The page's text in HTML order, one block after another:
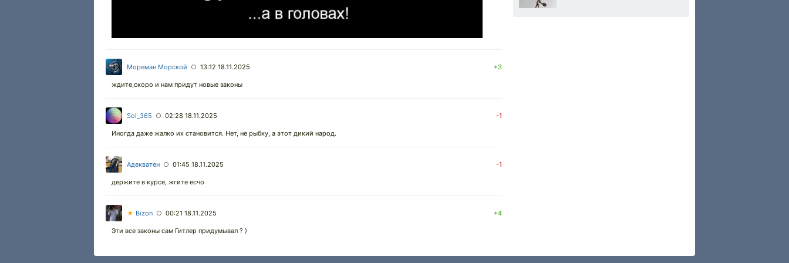
Мореман Морской ○ 13:12 18.11.2025 +3
ждите,скоро и нам придут новые законы
Sol_365 ○ 02:28 18.11.2025 -1
Иногда даже жалко их становится. Нет, не рыбку, а этот дикий народ.
Адекватен ○ 01:45 18.11.2025 -1
держите в курсе, жгите есчо
★ Bizon ○ 00:21 18.11.2025 +4
Эти все законы сам Гитлер придумывал ? )